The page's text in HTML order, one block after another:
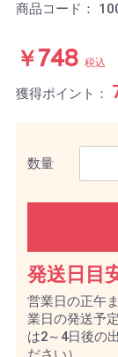
商品コード：
￥748 税込
獲得ポイント：
数量
発送日目
営業日の正午
業日の発送予
は2～4日後の